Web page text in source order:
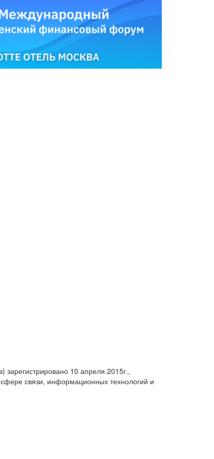
10 апреля 2015г.,
связи, информационных технологий и